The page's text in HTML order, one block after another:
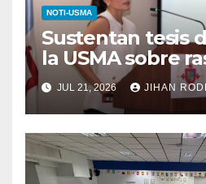
NOTI-USMA
Sustentan tesis
la USMA sobre
personalidad y
autolesión en
JUL 21, 2026 JIHAN